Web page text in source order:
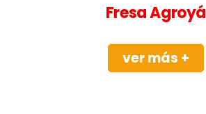
Fresa Agroyá
ver más +